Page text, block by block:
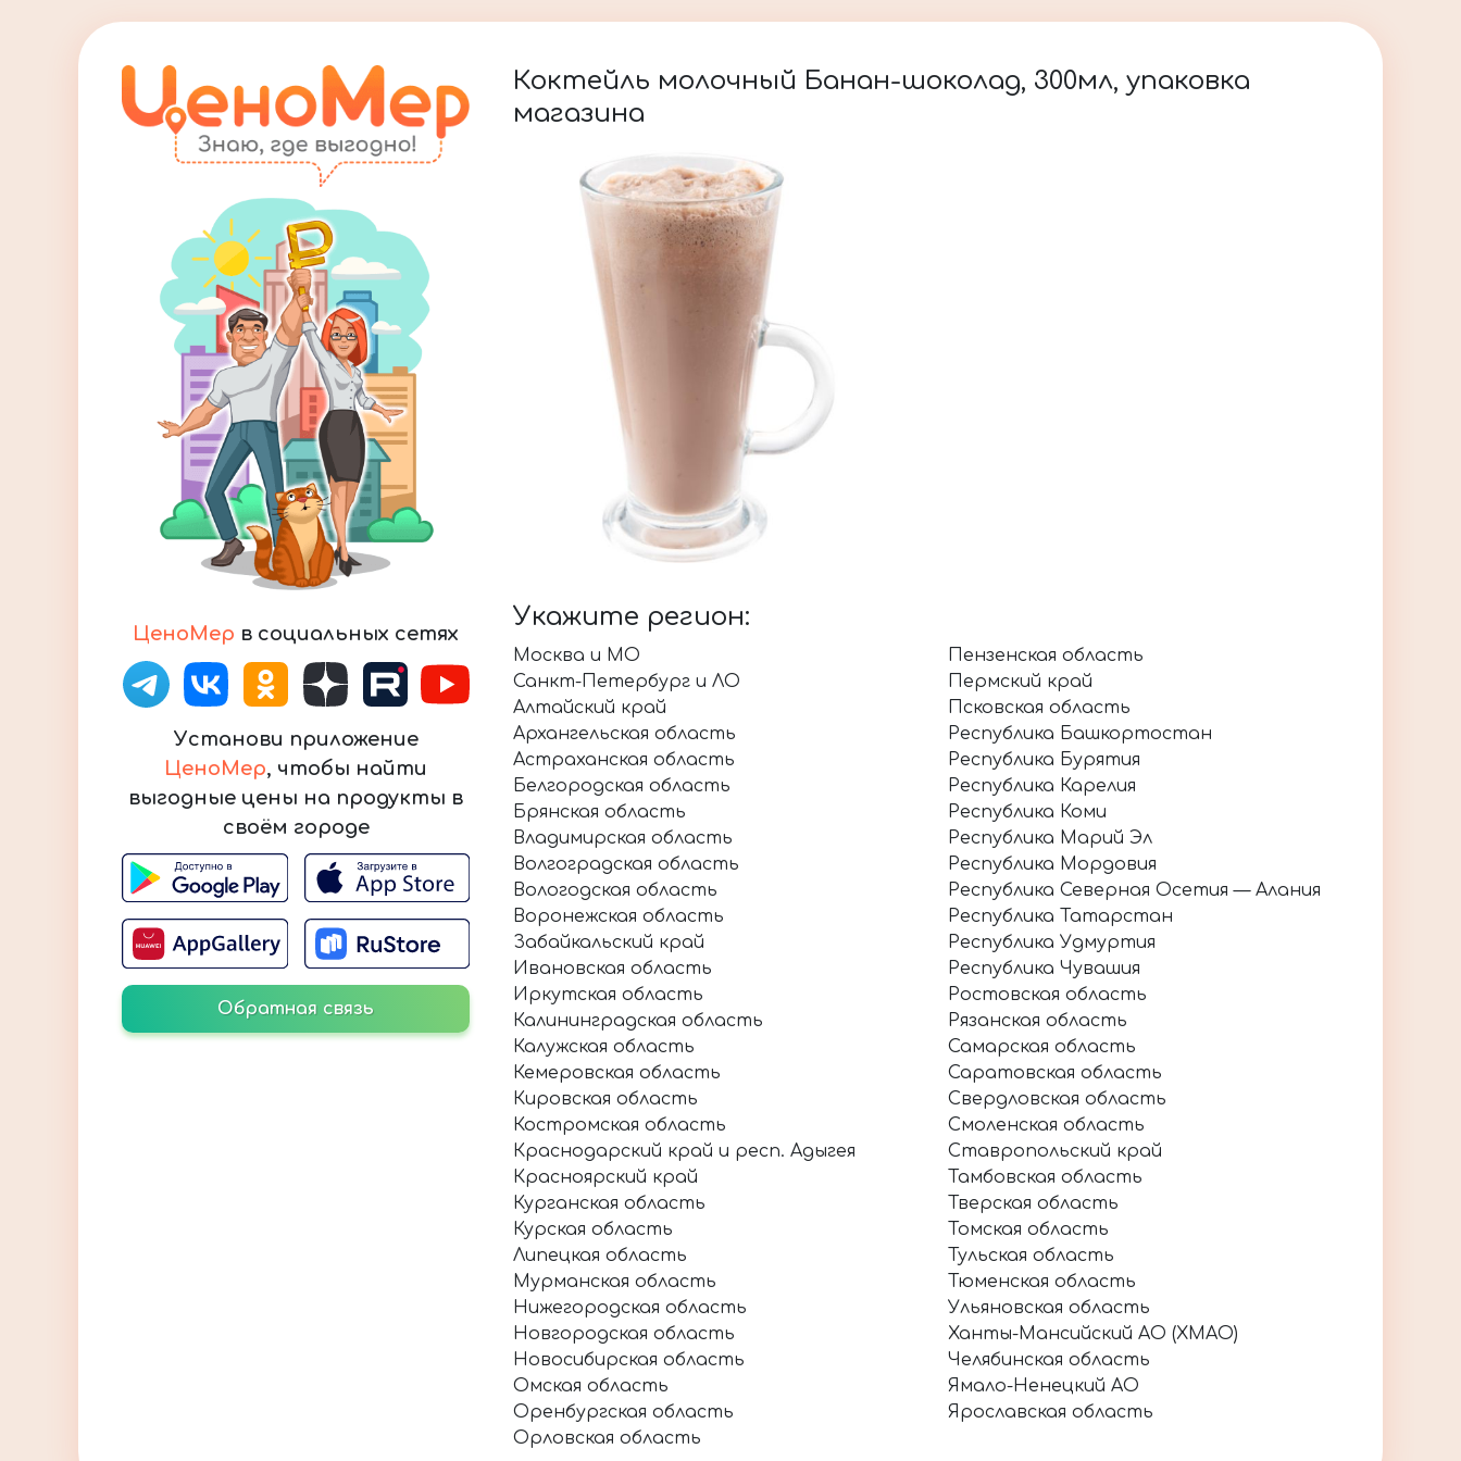
ЦеноМер в социальных сетях
Установи приложение
ЦеноМер, чтобы найти
выгодные цены на продукты в
своём городе
Обратная связь
Коктейль молочный Банан-шоколад, 300мл, упаковка
магазина
Укажите регион:
Москва и МО
Санкт-Петербург и ЛО
Алтайский край
Архангельская область
Астраханская область
Белгородская область
Брянская область
Владимирская область
Волгоградская область
Вологодская область
Воронежская область
Забайкальский край
Ивановская область
Иркутская область
Калининградская область
Калужская область
Кемеровская область
Кировская область
Костромская область
Краснодарский край и респ. Адыгея
Красноярский край
Курганская область
Курская область
Липецкая область
Мурманская область
Нижегородская область
Новгородская область
Новосибирская область
Омская область
Оренбургская область
Орловская область
Пензенская область
Пермский край
Псковская область
Республика Башкортостан
Республика Бурятия
Республика Карелия
Республика Коми
Республика Марий Эл
Республика Мордовия
Республика Северная Осетия — Алания
Республика Татарстан
Республика Удмуртия
Республика Чувашия
Ростовская область
Рязанская область
Самарская область
Саратовская область
Свердловская область
Смоленская область
Ставропольский край
Тамбовская область
Тверская область
Томская область
Тульская область
Тюменская область
Ульяновская область
Ханты-Мансийский АО (ХМАО)
Челябинская область
Ямало-Ненецкий АО
Ярославская область